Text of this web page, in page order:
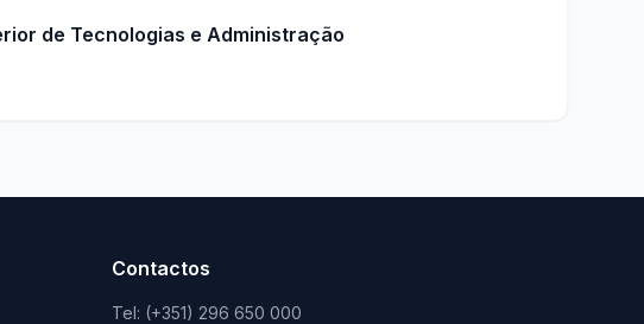
de Tecnologias e Administração
Contactos
Tel: (+351) 296 650 000